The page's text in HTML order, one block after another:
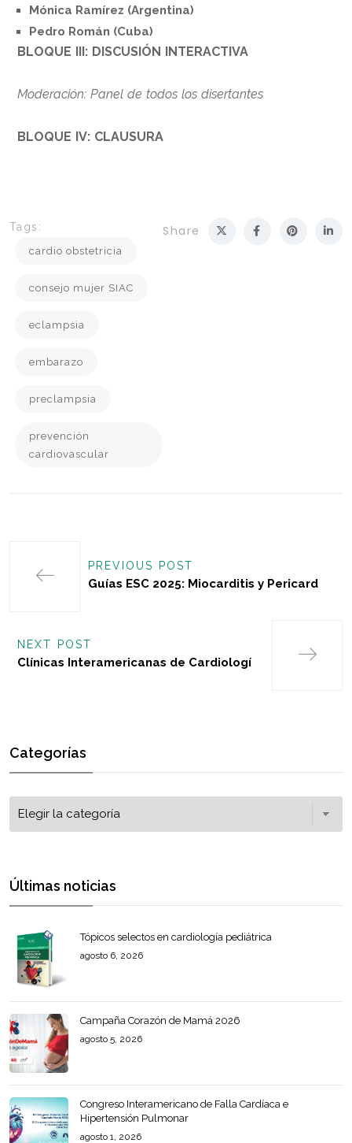
Mónica Ramírez (Argentina)
Pedro Román (Cuba)
BLOQUE III: DISCUSIÓN INTERACTIVA
Moderación: Panel de todos los disertantes
BLOQUE IV: CLAUSURA
Tags:
cardio obstetricia
consejo mujer SIAC
eclampsia
embarazo
preclampsia
prevención
cardiovascular
Share
PREVIOUS POST
Guías ESC 2025: Miocarditis y Pericard
NEXT POST
Clínicas Interamericanas de Cardiologí
Categorías
Últimas noticias
Tópicos selectos en cardiología pediátrica
agosto 6, 2026
Campaña Corazón de Mamá 2026
agosto 5, 2026
Congreso Interamericano de Falla Cardíaca e
Hipertensión Pulmonar
agosto 1, 2026